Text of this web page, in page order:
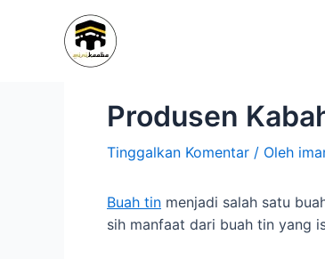
Produsen
Tinggalkan Komentar / Oleh
Buah tin menjadi salah satu
sih manfaat dari buah tin yang
pos